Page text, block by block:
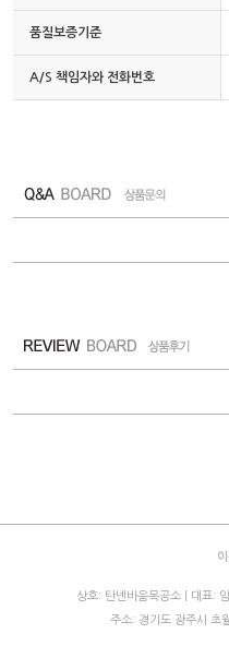
품질보증기준
A/S 책임자와 전화번호
상호: 탄넨바움목공소 | 대표:
주소: 경기도 광주시